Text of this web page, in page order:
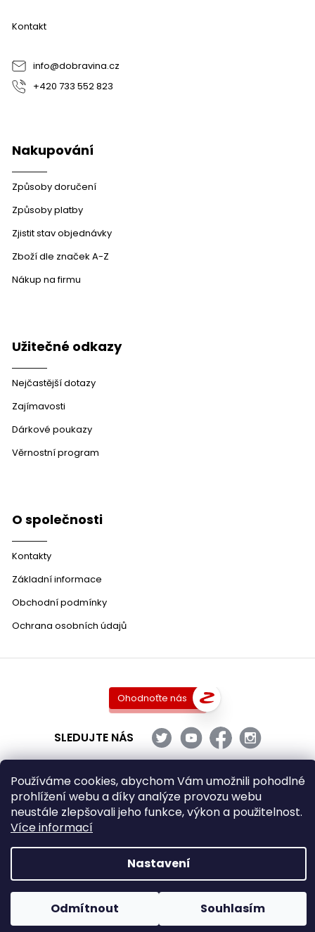
Používáme cookies, abychom Vám umožnili pohodlné
prohlížení webu a díky analýze provozu webu
neustále zlepšovali jeho funkce, výkon a použitelnost.
Více informací
Nastavení
Odmítnout Souhlasím
Kontakt
info@dobravina.cz
+420 733 552 823
Nakupování
Způsoby doručení
Způsoby platby
Zjistit stav objednávky
Zboží dle značek A-Z
Nákup na firmu
Užitečné odkazy
Nejčastější dotazy
Zajímavosti
Dárkové poukazy
Věrnostní program
O společnosti
Kontakty
Základní informace
Obchodní podmínky
Ochrana osobních údajů
Ohodnoťte nás
SLEDUJTE NÁS
Copyright 2026DobraVina.cz. Všechna práva vyhrazena.
Upravit nastavení cookies
Grafický návrh vytvořil a nakódoval